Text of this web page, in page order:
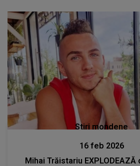
Stiri mondene
16 feb 2026
Mihai Trăistariu